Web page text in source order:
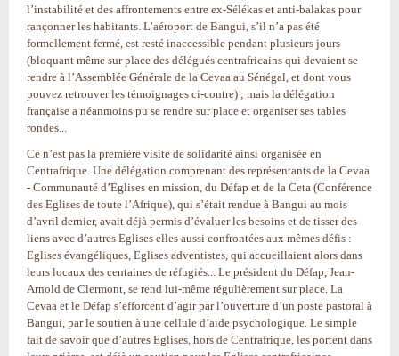
l’instabilité et des affrontements entre ex-Sélékas et anti-balakas pour
rançonner les habitants. L’aéroport de Bangui, s’il n’a pas été
formellement fermé, est resté inaccessible pendant plusieurs jours
(bloquant même sur place des délégués centrafricains qui devaient se
rendre à l’Assemblée Générale de la Cevaa au Sénégal, et dont vous
pouvez retrouver les témoignages ci-contre) ; mais la délégation
française a néanmoins pu se rendre sur place et organiser ses tables
rondes...
Ce n’est pas la première visite de solidarité ainsi organisée en
Centrafrique. Une délégation comprenant des représentants de la Cevaa
- Communauté d’Eglises en mission, du Défap et de la Ceta (Conférence
des Eglises de toute l’Afrique), qui s’était rendue à Bangui au mois
d’avril dernier, avait déjà permis d’évaluer les besoins et de tisser des
liens avec d’autres Eglises elles aussi confrontées aux mêmes défis :
Eglises évangéliques, Eglises adventistes, qui accueillaient alors dans
leurs locaux des centaines de réfugiés... Le président du Défap, Jean-
Arnold de Clermont, se rend lui-même régulièrement sur place. La
Cevaa et le Défap s’efforcent d’agir par l’ouverture d’un poste pastoral à
Bangui, par le soutien à une cellule d’aide psychologique. Le simple
fait de savoir que d’autres Eglises, hors de Centrafrique, les portent dans